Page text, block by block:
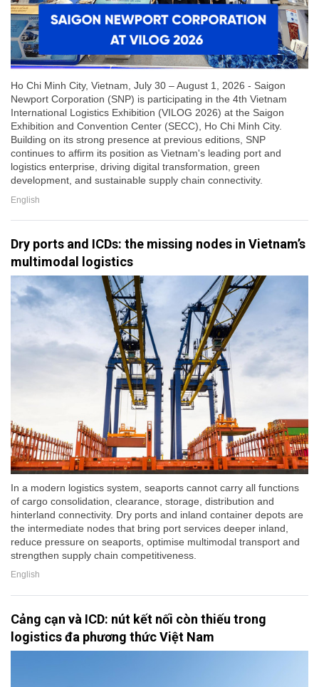
Ho Chi Minh City, Vietnam, July 30 – August 1, 2026 - Saigon
Newport Corporation (SNP) is participating in the 4th Vietnam
International Logistics Exhibition (VILOG 2026) at the Saigon
Exhibition and Convention Center (SECC), Ho Chi Minh City.
Building on its strong presence at previous editions, SNP
continues to affirm its position as Vietnam's leading port and
logistics enterprise, driving digital transformation, green
development, and sustainable supply chain connectivity.
English
Dry ports and ICDs: the missing nodes in Vietnam’s
multimodal logistics
In a modern logistics system, seaports cannot carry all functions
of cargo consolidation, clearance, storage, distribution and
hinterland connectivity. Dry ports and inland container depots are
the intermediate nodes that bring port services deeper inland,
reduce pressure on seaports, optimise multimodal transport and
strengthen supply chain competitiveness.
English
Cảng cạn và ICD: nút kết nối còn thiếu trong
logistics đa phương thức Việt Nam